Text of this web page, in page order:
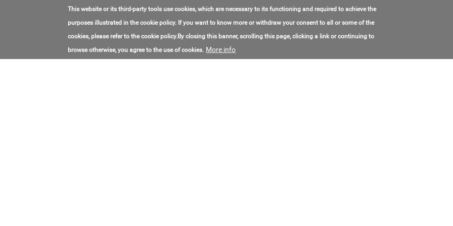
联系电子邮件:mail@gusarm.ru
联系电话号码:+7(499)553-00-33
Задвижки Стальные Клиновые
This website or its third-party tools use cookies, which are necessary to its functioning and required to achieve the
purposes illustrated in the cookie policy. If you want to know more or withdraw your consent to all or some of the
cookies, please refer to the cookie policy.By closing this banner, scrolling this page, clicking a link or continuing to
browse otherwise, you agree to the use of cookies. More info